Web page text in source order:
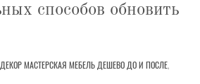
способов обновить
ДЕКОРМАСТЕРСКАЯ МЕБЕЛЬ ДЕШЕВО ДО И ПОСЛЕ,